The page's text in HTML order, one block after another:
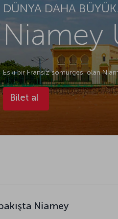
DÜNYA DAHA
Niamey
Eski bir Fransız sömürgesi olan
Bilet al
Niamey